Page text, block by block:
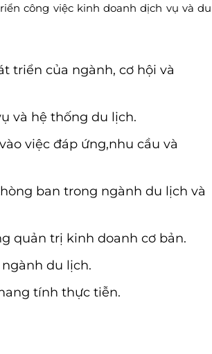
công việc kinh doanh dịch vụ và du
triển của ngành, cơ hội và
và hệ thống du lịch.
việc đáp ứng,nhu cầu và
ban trong ngành du lịch và
quản trị kinh doanh cơ bản.
du lịch.
tính thực tiễn.